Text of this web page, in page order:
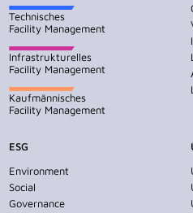
Technisches
Facility Management
Infrastrukturelles
Facility Management
Kaufmännisches
Facility Management
ESG
Environment
Social
Governance